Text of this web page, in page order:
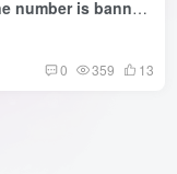
number is banned
0 359 13